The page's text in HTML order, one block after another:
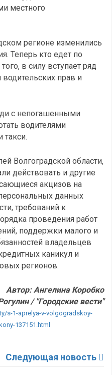
местного
регионе изменились
Теперь кто едет по
в силу вступает ряд
прав и
с непогашенными
водителями
такси.
Волгоградской области,
действовать и другие
акцизов на
данных
требований к
проведения работ
поддержки малого и
владельцев
каникул и
регионов.
Автор: Ангелина Коробко
/ "Городские вести"
s-1-aprelya-v-volgogradskoy-
137151.html
Следующая новость